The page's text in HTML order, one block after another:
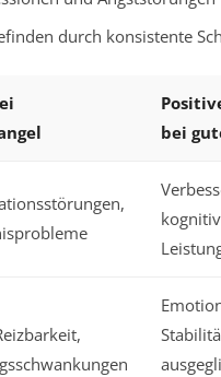
durch konsistente
bei